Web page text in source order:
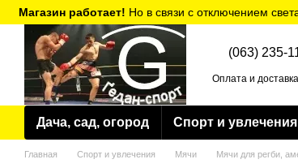
Перейти к основному контенту
Магазин работает! Но в связи с отключением
(063) 235-
Оплата и доставка
Дача, сад, огород Спорт и увлечения
Главная Спорт и увлечения Мячи Мячи для регби,